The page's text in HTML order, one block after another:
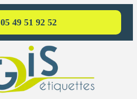
05 49 51 92 52